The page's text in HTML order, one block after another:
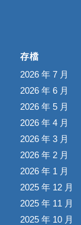
存檔
2026 年 7 月
2026 年 6 月
2026 年 5 月
2026 年 4 月
2026 年 3 月
2026 年 2 月
2026 年 1 月
2025 年 12 月
2025 年 11 月
2025 年 10 月